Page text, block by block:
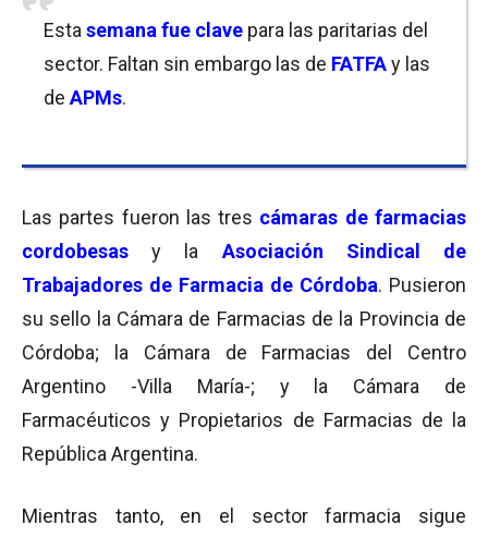
Esta semana fue clave para las paritarias del
sector. Faltan sin embargo las de FATFAy las
de APMs.
Las partes fueron las tres cámaras de farmacias
cordobesas y la Asociación Sindical de
Trabajadores de Farmacia de Córdoba. Pusieron
su sello la Cámara de Farmacias de la Provincia de
Córdoba; la Cámara de Farmacias del Centro
Argentino -Villa María-; y la Cámara de
Farmacéuticos y Propietarios de Farmacias de la
República Argentina.
Mientras tanto, en el sector farmacia sigue